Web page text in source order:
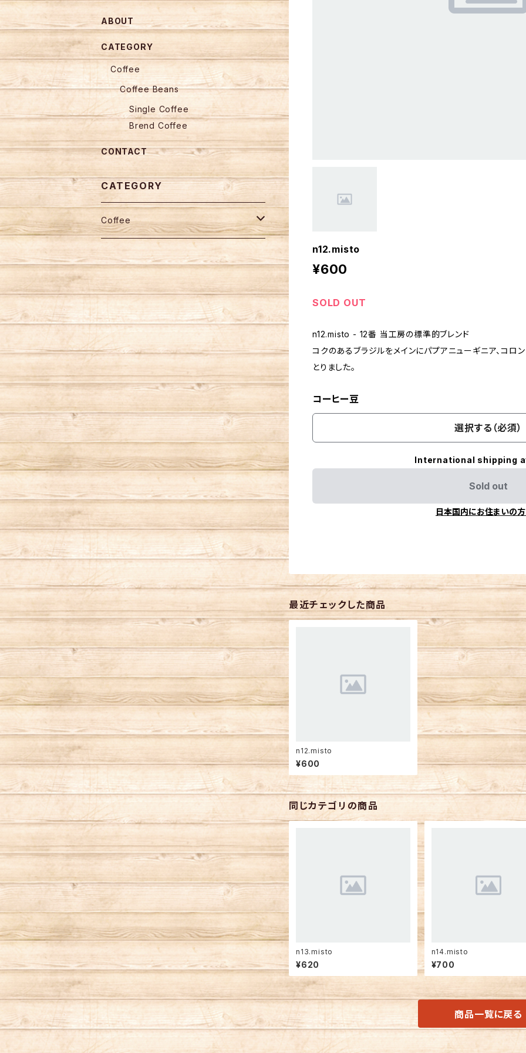
n12.misto
¥600
SOLD OUT
n12.misto - 12番 当工房の標準的ブレンド
コクのあるブラジルをメインにパプアニューギニア、コロ
とりました。
コーヒー豆
選択する（必須）
International shipping
Sold out
日本国内にお住まいの
最近チェックした商品
n12.misto
¥600
同じカテゴリの商品
n13.misto
¥620
n14.misto
¥700
商品一覧に戻る
ABOUT
CATEGORY
Coffee
Coffee Beans
Single Coffee
Brend Coffee
CONTACT
CATEGORY
Coffee
Coffee Beans
Single Coffee
Brend Coffee